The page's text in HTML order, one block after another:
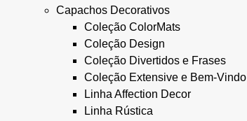
Capachos Decorativos
Coleção ColorMats
Coleção Design
Coleção Divertidos e Frases
Coleção Extensive e Bem-Vindo
Linha Affection Decor
Linha Rústica